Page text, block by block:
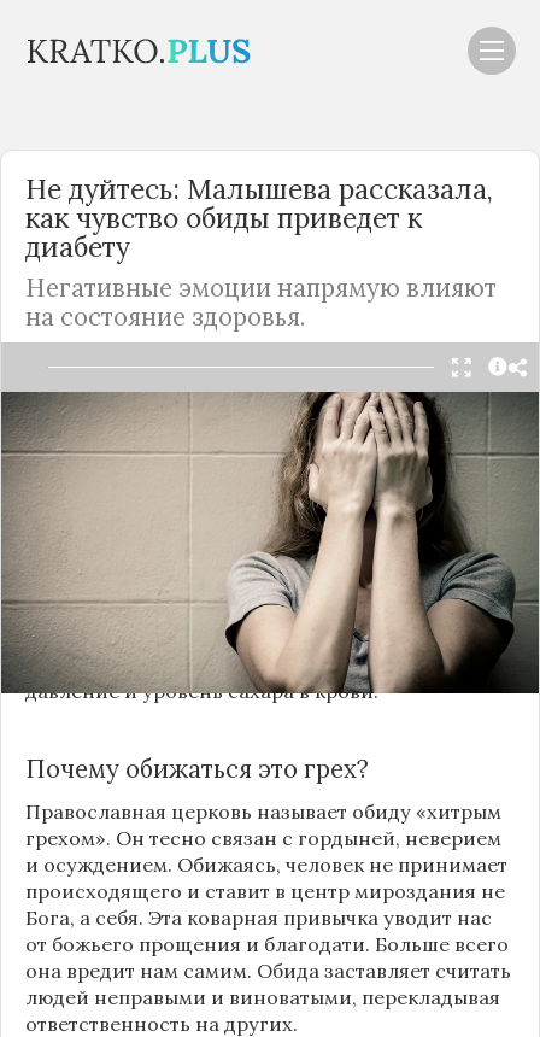
Не дуйтесь: Малышева рассказала,
как чувство обиды приведет к
диабету
Негативные эмоции напрямую влияют
на состояние здоровья.
Читать в Telegram
Чувство обиды и злости на другого человека
может негативно повлиять на здоровье и
привести к развитию сахарного диабета,
рассказала врач Елена Малышева в эфире
программы «Жить здорово» на Первом канале.
По ее словам, это связано с повышенным
стрессом, который возникает из-за душевных
переживаний. Он повышает артериальное
давление и уровень сахара в крови.
Почему обижаться это грех?
Православная церковь называет обиду «хитрым
грехом». Он тесно связан с гордыней, неверием
и осуждением. Обижаясь, человек не принимает
происходящего и ставит в центр мироздания не
Бога, а себя. Эта коварная привычка уводит нас
от божьего прощения и благодати. Больше всего
она вредит нам самим. Обида заставляет считать
людей неправыми и виноватыми, перекладывая
ответственность на других.